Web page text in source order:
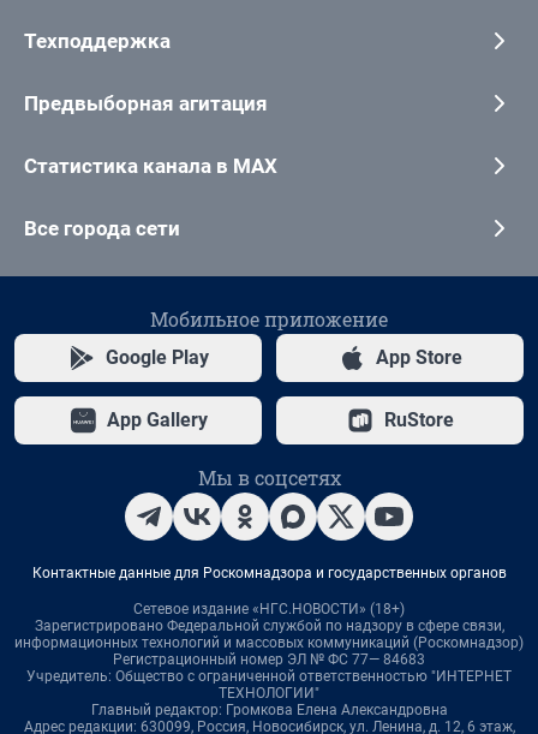
Техподдержка
Предвыборная агитация
Статистика канала в MAX
Все города сети
Мобильное приложение
Google Play App Store
App Gallery RuStore
Мы в соцсетях
Контактные данные для Роскомнадзора и государственных органов
Сетевое издание «НГС.НОВОСТИ» (18+)
Зарегистрировано Федеральной службой по надзору в сфере связи,
информационных технологий и массовых коммуникаций (Роскомнадзор)
Регистрационный номер ЭЛ № ФС 77— 84683
Учредитель: Общество с ограниченной ответственностью "ИНТЕРНЕТ
ТЕХНОЛОГИИ"
Главный редактор: Громкова Елена Александровна
Адрес редакции: 630099, Россия, Новосибирск, ул. Ленина, д. 12, 6 этаж,